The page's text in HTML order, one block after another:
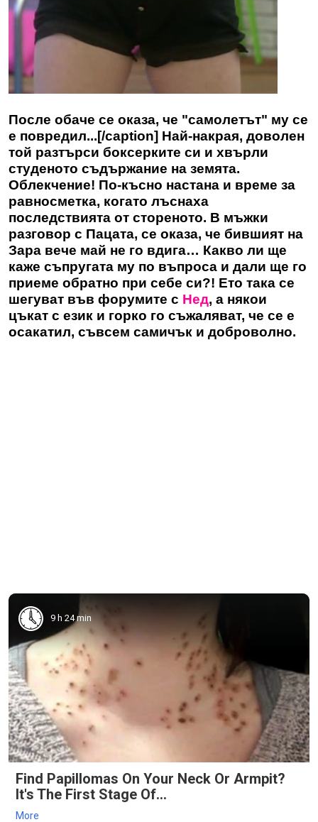
После обаче се оказа, че "самолетът" му се
е повредил...[/caption] Най-накрая, доволен
той разтърси боксерките си и хвърли
студеното съдържание на земята.
Облекчение! По-късно настана и време за
равносметка, когато лъснаха
последствията от стореното. В мъжки
разговор с Пацата, се оказа, че бившият на
Зара вече май не го вдига… Какво ли ще
каже съпругата му по въпроса и дали ще го
приеме обратно при себе си?! Ето така се
шегуват във форумите с Нед, а някои
цъкат с език и горко го съжаляват, че се е
осакатил, съвсем самичък и доброволно.
9 h 24 min
Find Papillomas On Your Neck Or Armpit?
It's The First Stage Of...
More